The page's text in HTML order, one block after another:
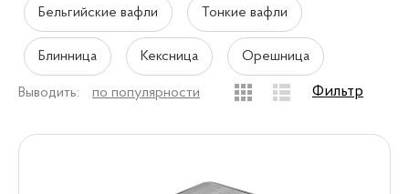
Бельгийские вафли Тонкие вафли
Блинница Кексница Орешница
Выводить: по популярности Фильтр